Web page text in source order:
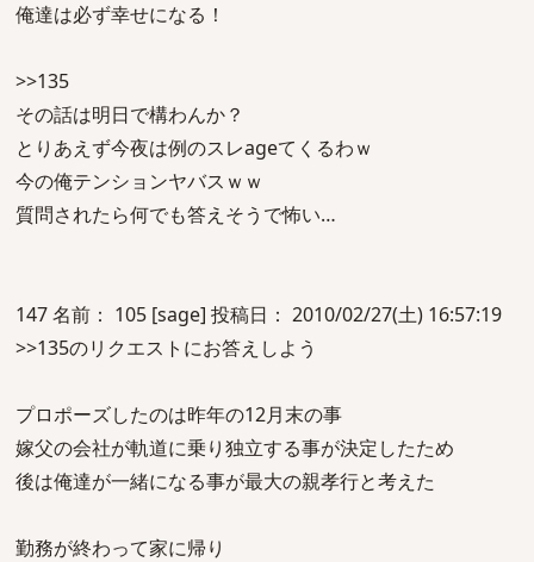
俺達は必ず幸せになる！
>>135
その話は明日で構わんか？
とりあえず今夜は例のスレageてくるわｗ
今の俺テンションヤバスｗｗ
質問されたら何でも答えそうで怖い…
147 名前： 105 [sage] 投稿日： 2010/02/27(土) 16:57:19
>>135のリクエストにお答えしよう
プロポーズしたのは昨年の12月末の事
嫁父の会社が軌道に乗り独立する事が決定したため
後は俺達が一緒になる事が最大の親孝行と考えた
勤務が終わって家に帰り